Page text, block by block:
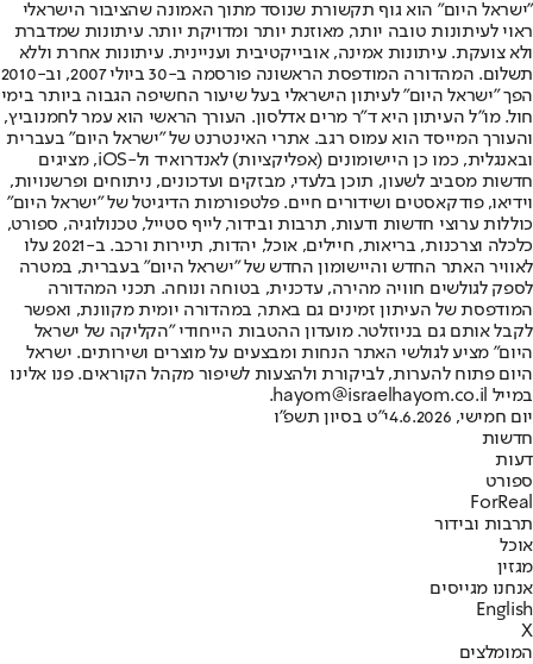
"ישראל היום" הוא גוף תקשורת שנוסד מתוך האמונה שהציבור הישראלי
ראוי לעיתונות טובה יותר, מאוזנת יותר ומדויקת יותר. עיתונות שמדברת
ולא צועקת. עיתונות אמינה, אובייקטיבית ועניינית. עיתונות אחרת וללא
תשלום. המהדורה המודפסת הראשונה פורסמה ב-30 ביולי 2007, וב-2010
הפך "ישראל היום" לעיתון הישראלי בעל שיעור החשיפה הגבוה ביותר בימי
חול. מו"ל העיתון היא ד"ר מרים אדלסון. העורך הראשי הוא עמר לחמנוביץ,
והעורך המייסד הוא עמוס רגב. אתרי האינטרנט של "ישראל היום" בעברית
ובאנגלית, כמו כן היישומונים (אפליקציות) לאנדרואיד ול-iOS, מציגים
חדשות מסביב לשעון, תוכן בלעדי, מבזקים ועדכונים, ניתוחים ופרשנויות,
וידיאו, פודקאסטים ושידורים חיים. פלטפורמות הדיגיטל של "ישראל היום"
כוללות ערוצי חדשות ודעות, תרבות ובידור, לייף סטייל, טכנולוגיה, ספורט,
כלכלה וצרכנות, בריאות, חיילים, אוכל, יהדות, תיירות ורכב. ב-2021 עלו
לאוויר האתר החדש והיישומון החדש של "ישראל היום" בעברית, במטרה
לספק לגולשים חוויה מהירה, עדכנית, בטוחה ונוחה. תכני המהדורה
המודפסת של העיתון זמינים גם באתר, במהדורה יומית מקוונת, ואפשר
לקבל אותם גם בניוזלטר. מועדון ההטבות הייחודי "הקליקה של ישראל
היום" מציע לגולשי האתר הנחות ומבצעים על מוצרים ושירותים. ישראל
היום פתוח להערות, לביקורת ולהצעות לשיפור מקהל הקוראים. פנו אלינו
במייל hayom@israelhayom.co.il.
יום חמישי, 4.6.2026
י"ט בסיון תשפ"ו
חדשות
דעות
ספורט
ForReal
תרבות ובידור
אוכל
מגזין
אנחנו מגייסים
English
X
המומלצים